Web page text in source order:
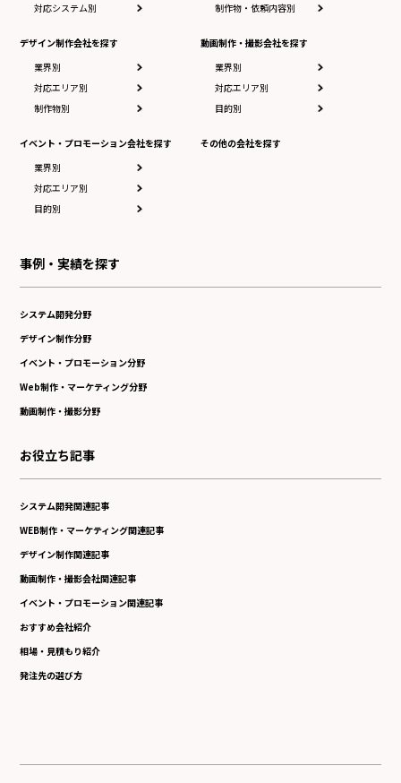
対応システム別
デザイン制作会社を探す
業界別
対応エリア別
制作物別
イベント・プロモーション会社を探す
業界別
対応エリア別
目的別
制作物・依頼内容別
動画制作・撮影会社を探す
業界別
対応エリア別
目的別
その他の会社を探す
事例・実績を探す
システム開発分野
デザイン制作分野
イベント・プロモーション分野
Web制作・マーケティング分野
動画制作・撮影分野
お役立ち記事
システム開発関連記事
WEB制作・マーケティング関連記事
デザイン制作関連記事
動画制作・撮影会社関連記事
イベント・プロモーション関連記事
おすすめ会社紹介
相場・見積もり紹介
発注先の選び方